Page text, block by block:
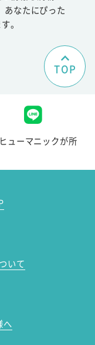
なたにぴった
。
TOP
ューマニックが所
いて
へ